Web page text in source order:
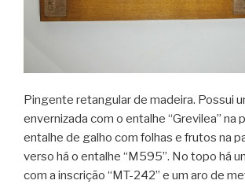
Pingente retangular de madeira. Possui
envernizada com o entalhe “Grevilea” na
entalhe de galho com folhas e frutos na
verso há o entalhe “M595”. No topo há
com a inscrição “MT-242” e um aro de